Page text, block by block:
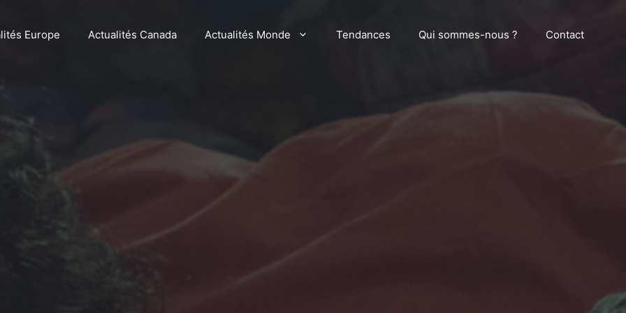
Europe Actualités Canada Actualités Monde Tendances Qui sommes-nous ? Contact